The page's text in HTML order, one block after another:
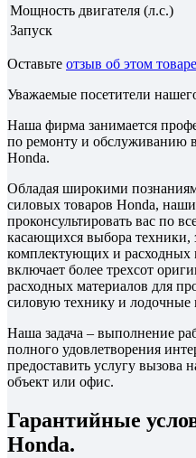
Мощность двигателя (л.с.)
Запуск
Оставьте отзыв об этом товаре
Уважаемые посетители
Наша фирма занимается
по ремонту и обслуживанию
Honda.
Обладая широкими
силовых товаров Honda,
проконсультировать вас по
касающихся выбора техники,
комплектующих и расходных
включает более трехсот
расходных материалов для
силовую технику и лодочные
Наша задача – выполнение
полного удовлетворения
предоставить услугу вызова
объект или офис.
Гарантийные
Honda.